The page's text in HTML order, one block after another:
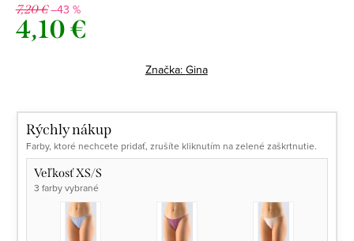
7,20 €–43 %
4,10 €
Značka: Gina
Rýchly nákup
Farby, ktoré nechcete pridať, zrušíte kliknutím na zelené zaškrtnutie.
Veľkosť XS/S
3 farby vybrané